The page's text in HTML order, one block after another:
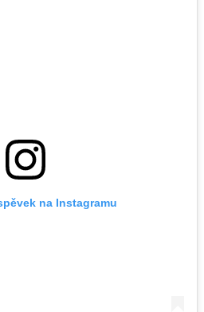
na Instagramu